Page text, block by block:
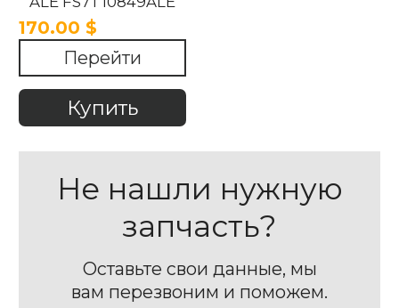
DS7T10890A Ford
Mondeo 2013-2020
170.00 $
Перейти
Купить
Не нашли нужную
запчасть?
Оставьте свои данные, мы
вам перезвоним и поможем.